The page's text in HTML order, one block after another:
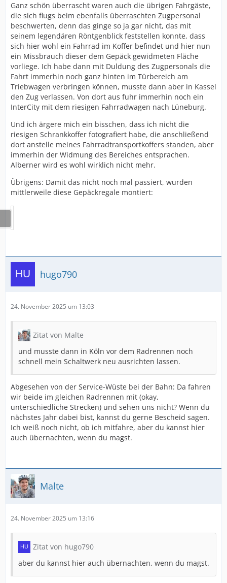
Ganz schön überrascht waren auch die übrigen Fahrgäste,
die sich flugs beim ebenfalls überraschten Zugpersonal
beschwerten, denn das ginge so ja gar nicht, das mit
seinem legendären Röntgenblick feststellen konnte, dass
sich hier wohl ein Fahrrad im Koffer befindet und hier nun
ein Missbrauch dieser dem Gepäck gewidmeten Fläche
vorliege. Ich habe dann mit Duldung des Zugpersonals die
Fahrt immerhin noch ganz hinten im Türbereich am
Triebwagen verbringen können, musste dann aber in Kassel
den Zug verlassen. Von dort aus fuhr immerhin noch ein
InterCity mit dem riesigen Fahrradwagen nach Lüneburg.
Und ich ärgere mich ein bisschen, dass ich nicht die
riesigen Schrankkoffer fotografiert habe, die anschließend
dort anstelle meines Fahrradtransportkoffers standen, aber
immerhin der Widmung des Bereiches entsprachen.
Alberner wird es wohl wirklich nicht mehr.
Übrigens: Damit das nicht noch mal passiert, wurden
mittlerweile diese Gepäckregale montiert:
hugo790
24. November 2025 um 13:03
Zitat von Malte
und musste dann in Köln vor dem Radrennen noch
schnell mein Schaltwerk neu ausrichten lassen.
Abgesehen von der Service-Wüste bei der Bahn: Da fahren
wir beide im gleichen Radrennen mit (okay,
unterschiedliche Strecken) und sehen uns nicht? Wenn du
nächstes Jahr dabei bist, kannst du gerne Bescheid sagen.
Ich weiß noch nicht, ob ich mitfahre, aber du kannst hier
auch übernachten, wenn du magst.
Malte
24. November 2025 um 13:16
Zitat von hugo790
aber du kannst hier auch übernachten, wenn du magst.